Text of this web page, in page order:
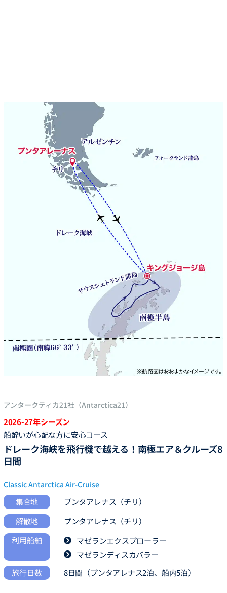
アンタークティカ21社（Antarctica21）
2026-27年シーズン
船酔いが心配な方に安心コース
ドレーク海峡を飛行機で越える！南極エア＆クルーズ8
日間
Classic Antarctica Air-Cruise
集合地
プンタアレナス（チリ）
解散地
プンタアレナス（チリ）
利用船舶
マゼランエクスプローラー
マゼランディスカバラー
旅行日数
8日間（プンタアレナス2泊、船内5泊）